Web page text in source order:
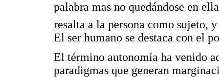
palabra mas no quedándose en
resalta a la persona como sujeto,
El ser humano se destaca con el
El término autonomía ha venido
paradigmas que generan